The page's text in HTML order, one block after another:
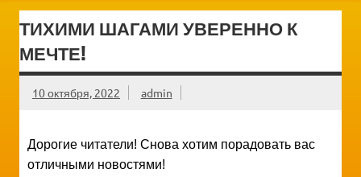
ТИХИМИ ШАГАМИ УВЕРЕННО К
МЕЧТЕ!
10 октября, 2022 admin
Дорогие читатели! Снова хотим порадовать вас
отличными новостями!